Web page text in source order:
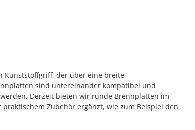
Kunststoffgriff, der über eine breite
sind untereinander kompatibel und
Derzeit bieten wir runde Brennplatten im
Zubehör ergänzt, wie zum Beispiel den